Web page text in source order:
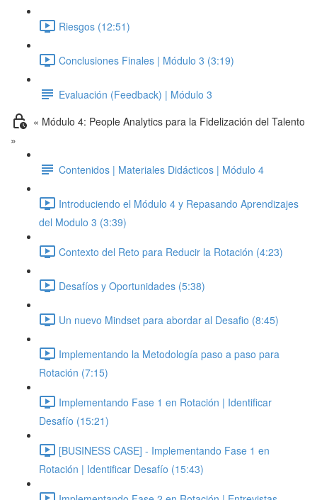
Riesgos (12:51)
Conclusiones Finales | Módulo 3 (3:19)
Evaluación (Feedback) | Módulo 3
« Módulo 4: People Analytics para la Fidelización del Talento
»
Contenidos | Materiales Didácticos | Módulo 4
Introduciendo el Módulo 4 y Repasando Aprendizajes
del Modulo 3 (3:39)
Contexto del Reto para Reducir la Rotación (4:23)
Desafíos y Oportunidades (5:38)
Un nuevo Mindset para abordar al Desafio (8:45)
Implementando la Metodología paso a paso para
Rotación (7:15)
Implementando Fase 1 en Rotación | Identificar
Desafío (15:21)
[BUSINESS CASE] - Implementando Fase 1 en
Rotación | Identificar Desafío (15:43)